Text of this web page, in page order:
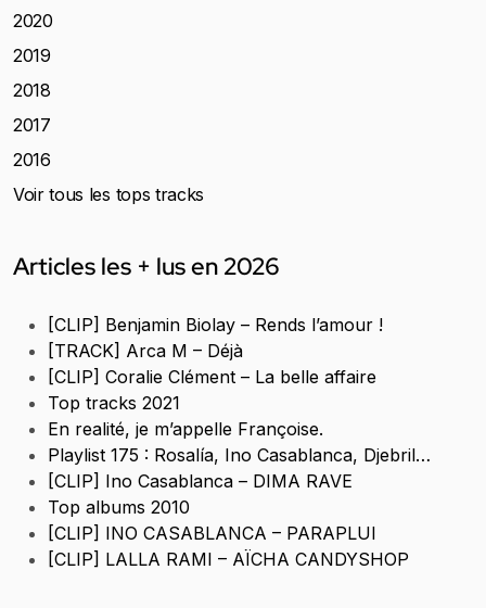
2020
2019
2018
2017
2016
Voir tous les tops tracks
Articles les + lus en 2026
[CLIP] Benjamin Biolay – Rends l’amour !
[TRACK] Arca M – Déjà
[CLIP] Coralie Clément – La belle affaire
Top tracks 2021
En realité, je m’appelle Françoise.
Playlist 175 : Rosalía, Ino Casablanca, Djebril…
[CLIP] Ino Casablanca – DIMA RAVE
Top albums 2010
[CLIP] INO CASABLANCA – PARAPLUI
[CLIP] LALLA RAMI – AÏCHA CANDYSHOP